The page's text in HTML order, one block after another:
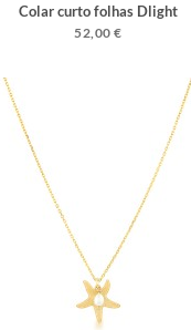
Colar curto folhas Dlight
52,00 €